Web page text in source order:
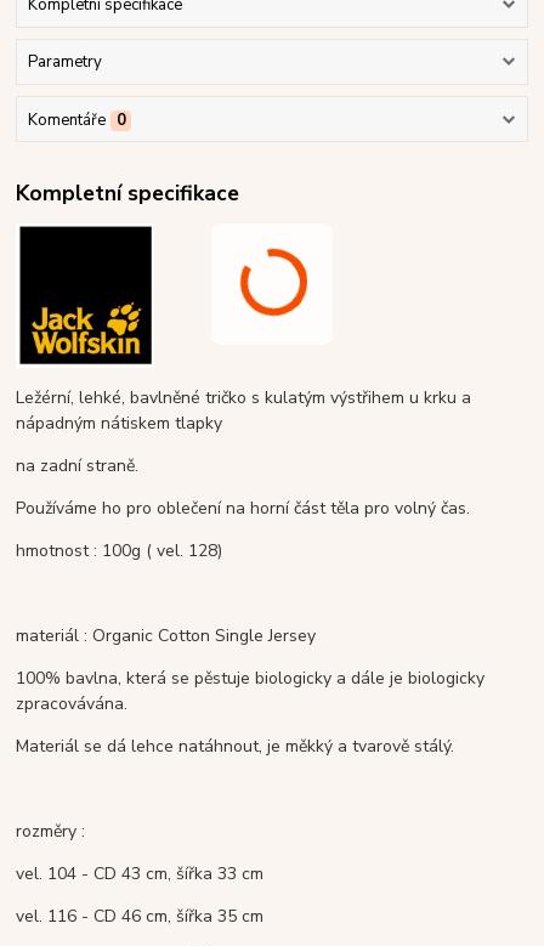
Kompletní specifikace
Parametry
Komentáře 0
Kompletní specifikace
Ležérní, lehké, bavlněné tričko s kulatým výstřihem u krku a
nápadným nátiskem tlapky
na zadní straně.
Používáme ho pro oblečení na horní část těla pro volný čas.
hmotnost : 100g ( vel. 128)
materiál : Organic Cotton Single Jersey
100% bavlna, která se pěstuje biologicky a dále je biologicky
zpracovávána.
Materiál se dá lehce natáhnout, je měkký a tvarově stálý.
rozměry :
vel. 104 - CD 43 cm, šířka 33 cm
vel. 116 - CD 46 cm, šířka 35 cm